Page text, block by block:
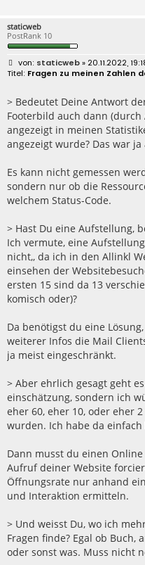
staticweb
PostRank 10
B
e
r
a
g
staticweb» 20.11.2022,
Fragen zu meinen Zahlen
> Bedeutet Deine Antwort
Footerbild auch dann
angezeigt in meinen
angezeigt wurde? Das war
Es kann nicht gemessen
sondern nur ob die
welchem Status-Code.
> Hast Du eine Aufstellung,
Ich vermute, eine
nicht,, da ich in den Allinkl
einsehen der
ersten 15 sind da 13
komisch oder)?
Da benötigst du eine
weiterer Infos die Mail
ja meist eingeschränkt.
> Aber ehrlich gesagt geht
einschätzung, sondern ich
eher 60, eher 10, oder eher
wurden. Ich habe da einfach
Dann musst du einen
Aufruf deiner Website
Öffnungsrate nur anhand
und Interaktion ermitteln.
> Und weisst Du, wo ich
Fragen finde? Egal ob Buch,
oder sonst was. Muss nicht